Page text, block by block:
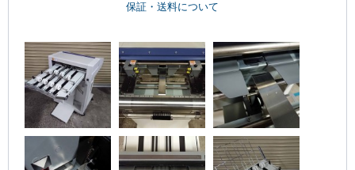
保証・送料について